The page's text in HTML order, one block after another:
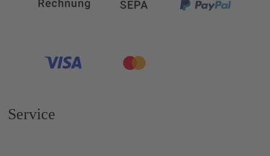
Service